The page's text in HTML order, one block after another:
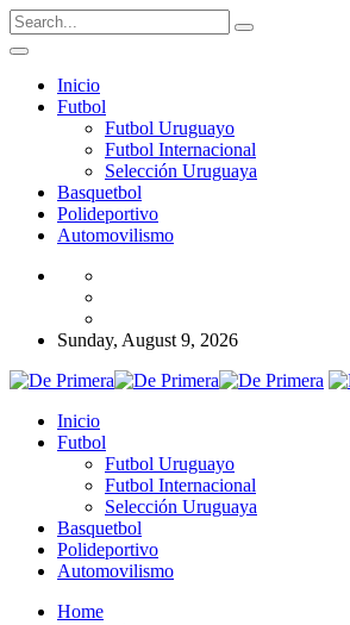
Inicio
Futbol
Futbol Uruguayo
Futbol Internacional
Selección Uruguaya
Basquetbol
Polideportivo
Automovilismo
Sunday, August 9, 2026
Inicio
Futbol
Futbol Uruguayo
Futbol Internacional
Selección Uruguaya
Basquetbol
Polideportivo
Automovilismo
Home